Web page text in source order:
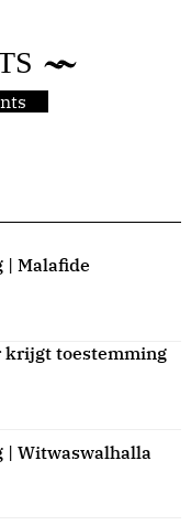
Malafide
krijgt toestemming
Witwaswalhalla